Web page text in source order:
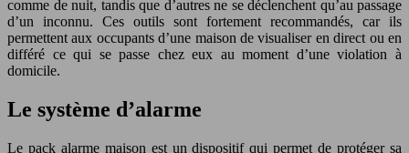
comme de nuit, tandis que d’autres ne se déclenchent qu’au passage
d’un inconnu. Ces outils sont fortement recommandés, car ils
permettent aux occupants d’une maison de visualiser en direct ou en
différé ce qui se passe chez eux au moment d’une violation à
domicile.
Le système d’alarme
Le pack alarme maison est un dispositif qui permet de protéger sa